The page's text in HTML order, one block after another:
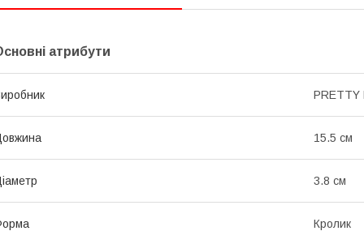
атрибути
PRETTY
15.5 см
3.8 см
Кролик